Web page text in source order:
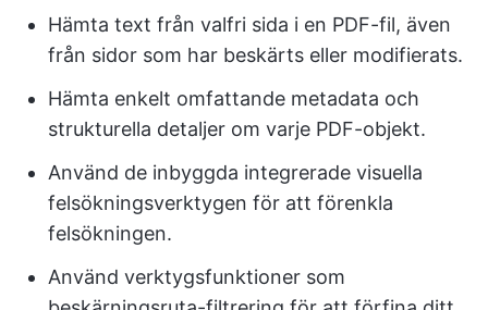
Hämta text från valfri sida i en PDF-fil, även
från sidor som har beskärts eller modifierats.
Hämta enkelt omfattande metadata och
strukturella detaljer om varje PDF-objekt.
Använd de inbyggda integrerade visuella
felsökningsverktygen för att förenkla
felsökningen.
Använd verktygsfunktioner som